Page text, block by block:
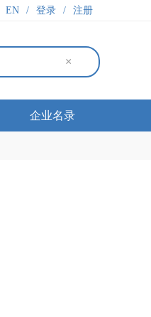
EN / 登录 / 注册
×
企业名录